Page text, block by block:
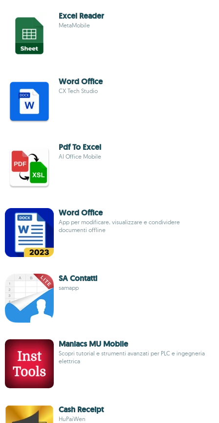
Excel Reader
MetaMobile
Word Office
CX Tech Studio
Pdf To Excel
AI Office Mobile
Word Office
App per modificare, visualizzare e condividere
documenti offline
SA Contatti
samapp
Maniacs MU Mobile
Scopri tutorial e strumenti avanzati per PLC e ingegneria
elettrica
Cash Receipt
HuPaiWen